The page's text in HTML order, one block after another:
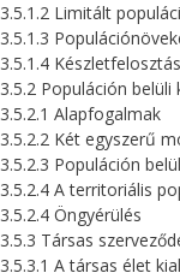
3.5.1.2 Limitált
3.5.1.3
3.5.1.4
3.5.2 Populáción
3.5.2.1 Alapfogalmak
3.5.2.2 Két egyszerű
3.5.2.3 Populáción
3.5.2.4 A territoriális
3.5.2.4 Öngyérülés
3.5.3 Társas
3.5.3.1 A társas élet